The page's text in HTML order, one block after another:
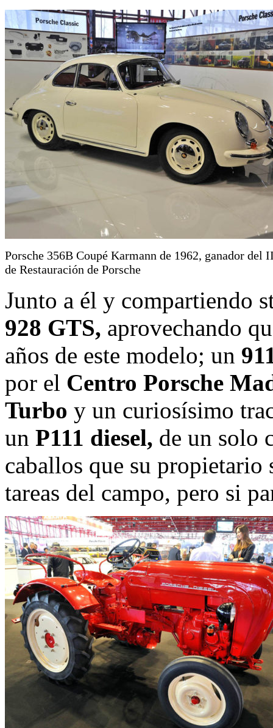
Porsche 356B Coupé Karmann de 1962, ganador del
de Restauración de Porsche
Junto a él y compartiendo
928 GTS, aprovechando
años de este modelo; un
por el Centro Porsche
Turbo y un curiosísimo
un P111 diesel, de un solo
caballos que su
tareas del campo, pero si